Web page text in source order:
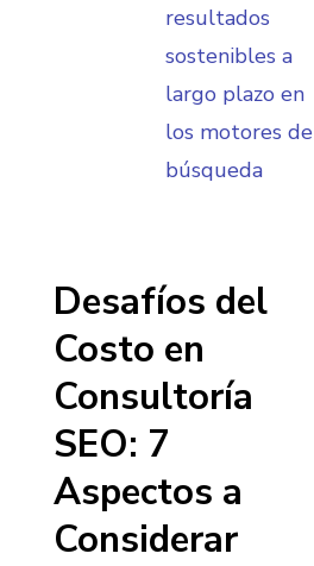
resultados
sostenibles a
largo plazo en
los motores de
búsqueda
Desafíos del
Costo en
Consultoría
SEO: 7
Aspectos a
Considerar